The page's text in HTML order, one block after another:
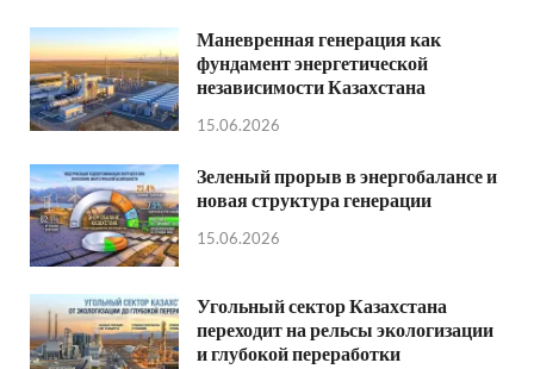
Маневренная генерация как
фундамент энергетической
независимости Казахстана
15.06.2026
Зеленый прорыв в энергобалансе и
новая структура генерации
15.06.2026
Угольный сектор Казахстана
переходит на рельсы экологизации
и глубокой переработки